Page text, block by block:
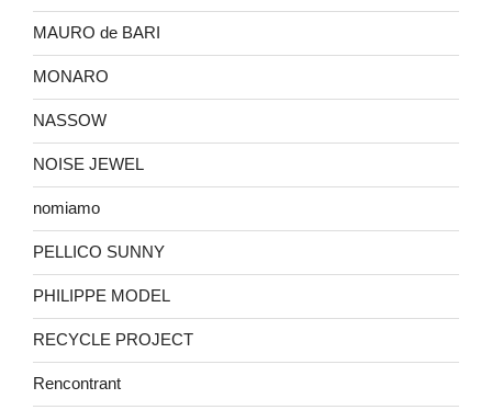
MAURO de BARI
MONARO
NASSOW
NOISE JEWEL
nomiamo
PELLICO SUNNY
PHILIPPE MODEL
RECYCLE PROJECT
Rencontrant